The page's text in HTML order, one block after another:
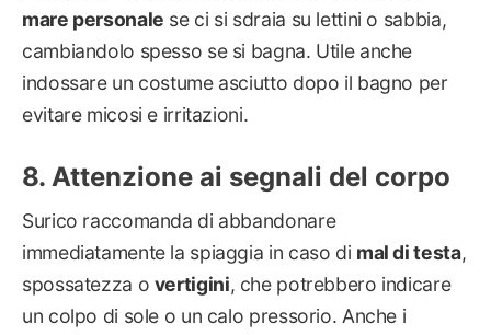
mare personale se ci si sdraia su lettini o sabbia,
cambiandolo spesso se si bagna. Utile anche
indossare un costume asciutto dopo il bagno per
evitare micosi e irritazioni.
Attenzione ai segnali del corpo
Surico raccomanda di abbandonare
immediatamente la spiaggia in caso di mal di testa,
spossatezza o vertigini, che potrebbero indicare
un colpo di sole o un calo pressorio. Anche i